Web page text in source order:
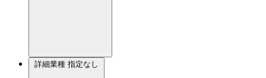
詳細業種 指定なし